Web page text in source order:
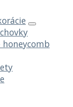
honeycomb